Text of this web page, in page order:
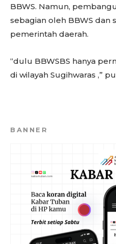
BBWS. Namun,
sebagian oleh BBWS dan
pemerintah daerah.
“dulu BBWSBS hanya
di wilayah Sugihwaras ,”
BANNER